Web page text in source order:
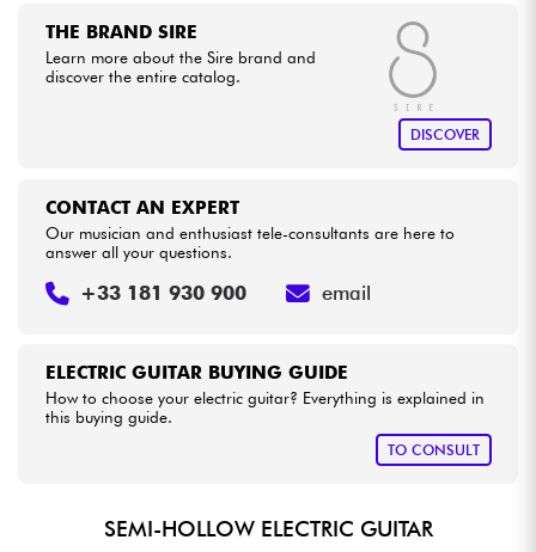
THE BRAND SIRE
Learn more about the Sire brand and
discover the entire catalog.
DISCOVER
ELECTRIC GUITAR BUYING GUIDE
How to choose your electric guitar? Everything is explained in
this buying guide.
TO CONSULT
CONTACT AN EXPERT
Our musician and enthusiast tele-consultants are here to
answer all your questions.
+33 181 930 900 email
SEMI-HOLLOW ELECTRIC GUITAR